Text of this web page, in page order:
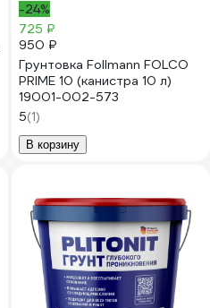
-24%
725 ₽
950 ₽
Грунтовка Follmann FOLCO
PRIME 10 (канистра 10 л)
19001-002-573
5(1)
В корзину